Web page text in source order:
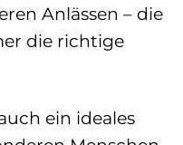
Anlässen – die
die richtige
ein ideales